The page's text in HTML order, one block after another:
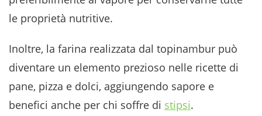
le proprietà nutritive.
Inoltre, la farina realizzata dal topinambur può
diventare un elemento prezioso nelle ricette di
pane, pizza e dolci, aggiungendo sapore e
benefici anche per chi soffre di stipsi.